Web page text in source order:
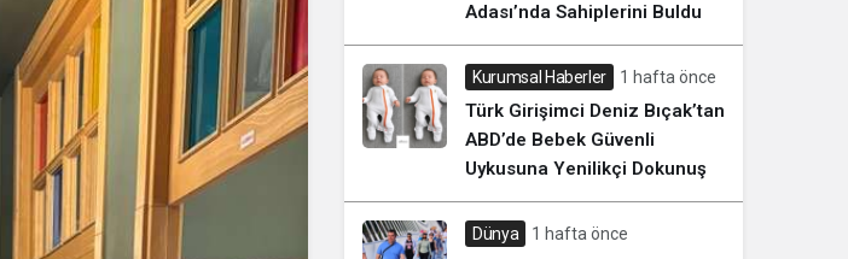
Adası’nda Sahiplerini Buldu
Kurumsal Haberler 1 hafta önce
Türk Girişimci Deniz Bıçak’tan
ABD’de Bebek Güvenli
Uykusuna Yenilikçi Dokunuş
Dünya 1 hafta önce